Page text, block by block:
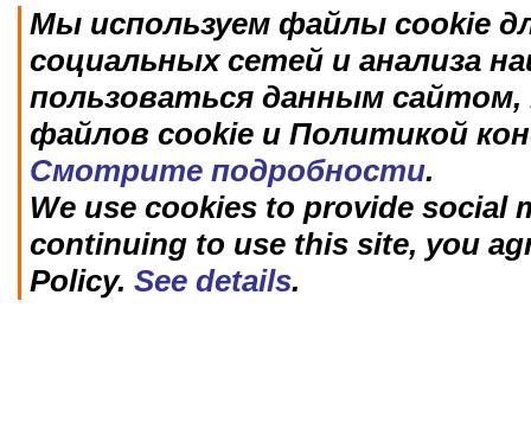
Мы используем файлы cookie
социальных сетей и анализа
пользоваться данным
файлов cookie и Политикой
Смотрите подробности.
We use cookies to provide social
continuing to use this site, you
Policy. See details.